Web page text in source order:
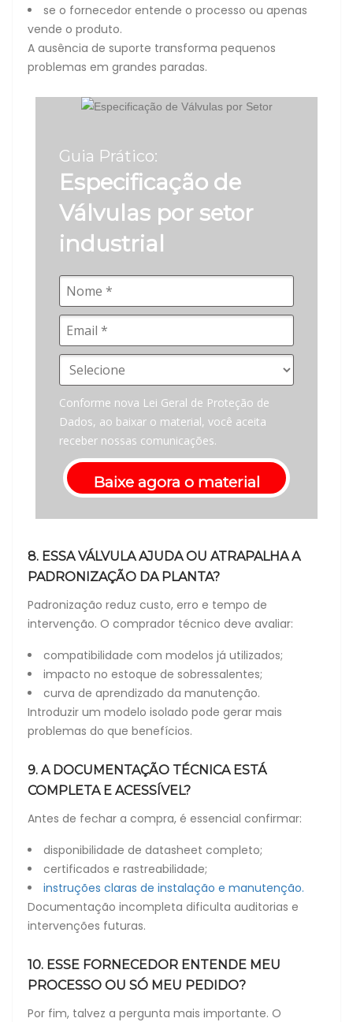
se o fornecedor entende o processo ou apenas
vende o produto.
A ausência de suporte transforma pequenos
problemas em grandes paradas.
Guia Prático:
Especificação de
Válvulas por setor
industrial
Conforme nova Lei Geral de Proteção de
Dados, ao baixar o material, você aceita
receber nossas comunicações.
Baixe agora o material
8. ESSA VÁLVULA AJUDA OU ATRAPALHA A
PADRONIZAÇÃO DA PLANTA?
Padronização reduz custo, erro e tempo de
intervenção. O comprador técnico deve avaliar:
compatibilidade com modelos já utilizados;
impacto no estoque de sobressalentes;
curva de aprendizado da manutenção.
Introduzir um modelo isolado pode gerar mais
problemas do que benefícios.
9. A DOCUMENTAÇÃO TÉCNICA ESTÁ
COMPLETA E ACESSÍVEL?
Antes de fechar a compra, é essencial confirmar:
disponibilidade de datasheet completo;
certificados e rastreabilidade;
instruções claras de instalação e manutenção.
Documentação incompleta dificulta auditorias e
intervenções futuras.
10. ESSE FORNECEDOR ENTENDE MEU
PROCESSO OU SÓ MEU PEDIDO?
Por fim, talvez a pergunta mais importante. O